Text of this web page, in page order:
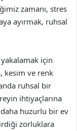
zamanı, stres
ayırmak, ruhsal
için
kesim ve renk
ruhsal bir
ihtiyaçlarına
huzurlu bir ev
zorluklara